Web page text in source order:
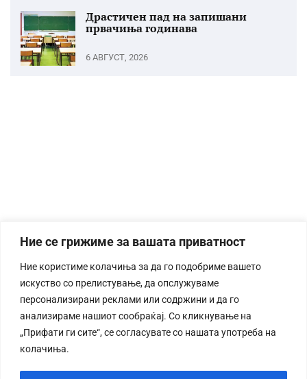
Ние се грижиме за вашата приватност
Ние користиме колачиња за да го подобриме вашето
искуство со прелистување, да опслужуваме
персонализирани реклами или содржини и да го
анализираме нашиот сообраќај. Со кликнување на
„Прифати ги сите“, се согласувате со нашата употреба на
колачиња.
Драстичен пад на запишани
првачиња годинава
6 АВГУСТ, 2026